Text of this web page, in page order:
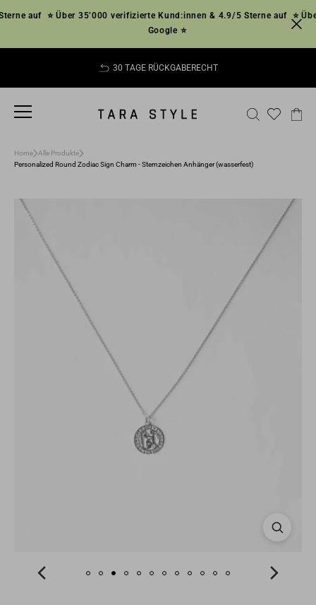
zumauf ⭐ Über 35’000 verifizierte Kund:innen & 4.9/5 Sterne auf
Google ⭐
⭐ Über
Diashow
30 TAGE RÜCKGABERECHT
SEITENNAVIGATION SUCHE
Home
Alle Produkte
Personalized Round Zodiac Sign Charm - Sternzeichen Anhänger (wasserfest)